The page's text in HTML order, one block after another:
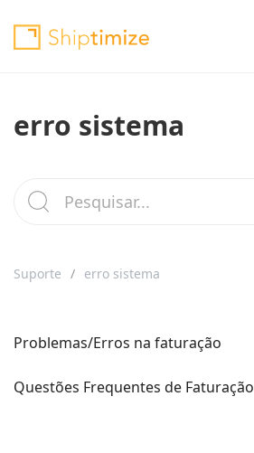
erro sistema
Suporte erro sistema
Problemas/Erros na faturação
Questões Frequentes de Faturação